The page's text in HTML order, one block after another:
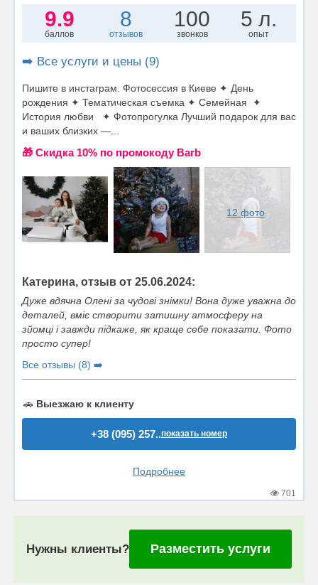
9.9
баллов
8
отзывов
100
звонков
5 л.
опыт
➡️ Все услуги и цены (9)
Пишите в инстаграм. Фотосессия в Киеве ✦ День
рождения ✦ Тематическая съемка ✦ Семейная ✦
История любви ✦ Фотопрогулка Лучший подарок для вас
и ваших близких —...
🎁 Cкидка 10% по промокоду Barb
12 фото
Катерина, отзыв от 25.06.2024:
Дуже вдячна Олені за чудові знімки! Вона дуже уважна до
деталей, вміє створити затишну атмосферу на
зйомці і завжди підкаже, як краще себе показати. Фото
просто супер!
Все отзывы (8) ➡️
🚗 Выезжаю к клиенту
+38 (095) 257..показать номер
Подробнее
701
Нужны клиенты? Разместить услуги